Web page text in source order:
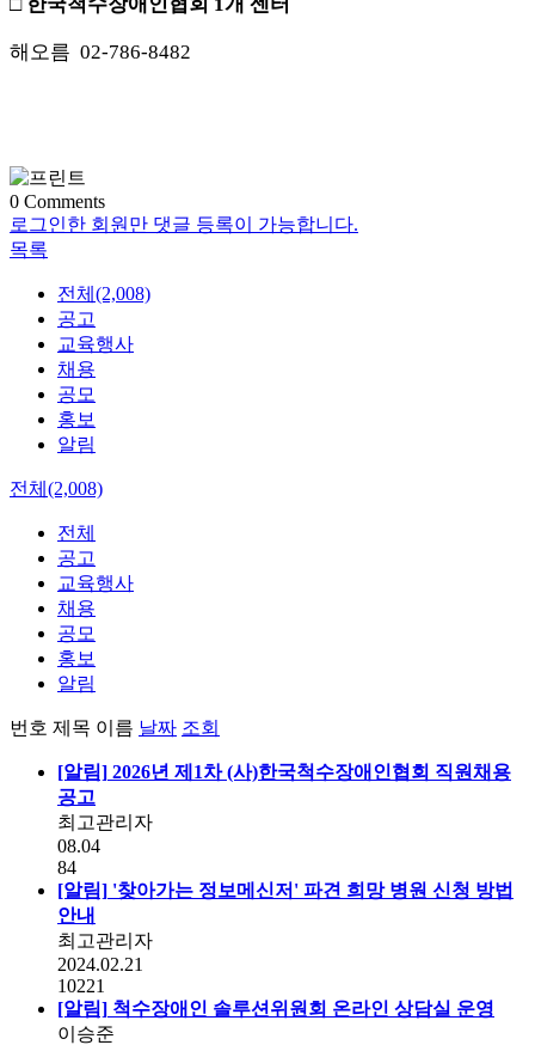
해오름 02-786-8482
0 Comments
로그인한 회원만 댓글 등록이 가능합니다.
목록
전체(2,008)
공고
교육행사
채용
공모
홍보
알림
전체(2,008)
전체
공고
교육행사
채용
공모
홍보
알림
번호 제목 이름 날짜 조회
[알림] 2026년 제1차 (사)한국척수장애인협회 직원채용
공고
최고관리자
08.04
84
[알림] '찾아가는 정보메신저' 파견 희망 병원 신청 방법
안내
최고관리자
2024.02.21
10221
[알림] 척수장애인 솔루션위원회 온라인 상담실 운영
이승준